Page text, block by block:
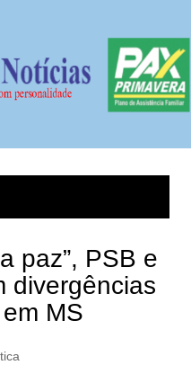
paz”, PSB e
divergências
MS